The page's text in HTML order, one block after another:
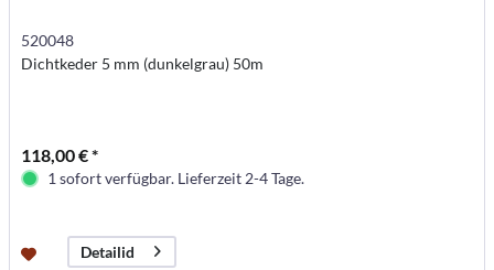
520048
Dichtkeder 5 mm (dunkelgrau) 50m
118,00 € *
1 sofort verfügbar. Lieferzeit 2-4 Tage.
Detailid